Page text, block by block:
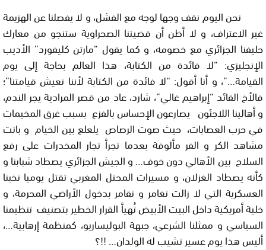
نحن اليوم نقف وجها لوجه مع الفشل، و لا يفصلنا عن الهزيمة
غير الاعتراف، و لا أظن أن قضيتنا الصحراوية ستنجو من معارك
حليفنا الجزائري مع خصومه، و كما يقول “مارتن كليفورد” الأديب
الإنجليزي: “لا فائدة من الكتابة، هذا العالم بحاجة إلى يوم
القيامة…”، و أنا أقول: “لا فائدة من الكتابة لأننا نعيش قيامتنا”؛
فالأخ القائد “إبراهيم غالي”، شارد، عاد من قصر المرادية يجر الندم،
و أهالينا اللاجئون يصارعون الإحساس بالفزع بسبب غرق المخيمات
في حرب العصابات، حيث صوت الرصاص يلعلع بين الخيام و باتت
مشاهد الكر و الفر مألوفة بعدما تجرأ تجار المخدرات على رفع
السلاح بين الأهالي دون خوف… و الجيش الجزائري يصطاد شبابنا و
كأنه يصطاد الغزلان، و مسيرات المحتل المغربي تقتل يوميا نخبنا
العسكرية التي لا زالت تغامر و تقامر بدخول الأراضي المحرمة، و
خلية أمريكية داخل البيت الأبيض تُهيأ القرار الخطير بتصنيف تنظيمنا
السياسي و ممثلنا الشرعي، جبهة البوليساريو، كمنظمة إرهابية…،
أليس هذا يوم عسير تشيب له الولدان…!!؟